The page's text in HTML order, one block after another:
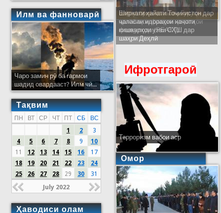
Илм ва фанноварӣ
Чаро замин рӯ ба гармои
шадид овардааст? Илм чӣ...
Тақвим
ПН ВТ СР ЧТ ПТ СБ
ВС
1
2
3
4
5 6 7 8 9
10
11
12 13 14 15 16
17
18
19 20 21 22 23
24
25
26 27 28 29 30 31
July 2022
Ҳаводиси олам
Ширкати ҳайати Тоҷикистон дар
ҷаласаи идораҳои наҷоти
кишварҳои узви СҲШ дар
шаҳри Деҳлӣ
Ифротгароӣ
Терроризм вабои аср
Омор